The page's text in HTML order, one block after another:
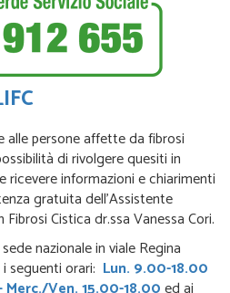
alle persone affette da fibrosi
di rivolgere quesiti in
ricevere informazioni e chiarimenti
gratuita dell’Assistente
Cistica dr.ssa Vanessa Cori.
nazionale in viale Regina
seguenti orari: Lun. 9.00-18.00